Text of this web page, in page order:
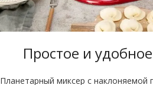
Простое и
Планетарный миксер с наклоняемой